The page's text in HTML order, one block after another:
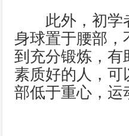
此外，初学者
身球置于腰部，
到充分锻炼，有
素质好的人，
部低于重心，运